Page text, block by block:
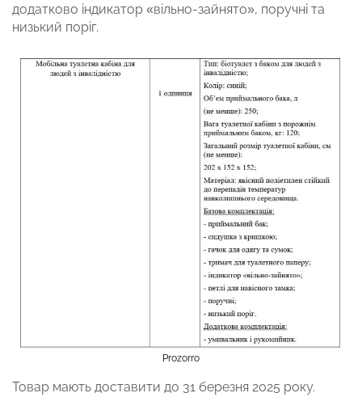
додатково індикатор «вільно-зайнято», поручні та
низький поріг.
Prozorro
Товар мають доставити до 31 березня 2025 року.